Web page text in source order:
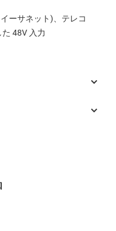
ーサネット)、テレコ
48V 入力